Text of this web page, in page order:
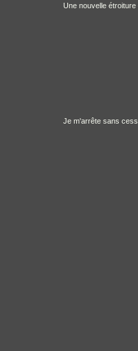
Une nouvelle
Je m'arrête sans